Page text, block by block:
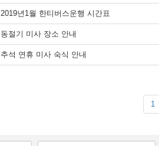
2019년1월 한티버스운행 시간표
동절기 미사 장소 안내
추석 연휴 미사 숙식 안내
1